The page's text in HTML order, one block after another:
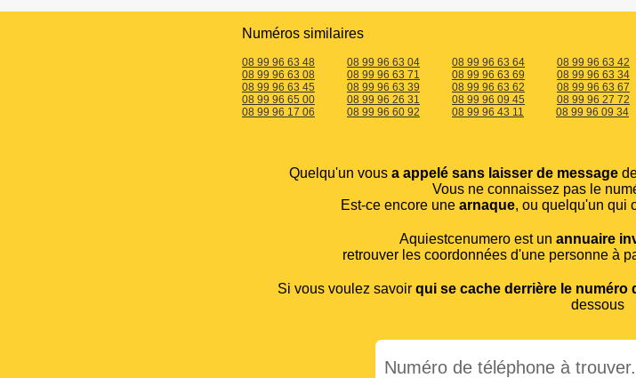
Numéros similaires
08 99 96 63 48 08 99 96 63 04 08 99 96 63 64 08 99 96 63 42
08 99 96 63 08
08 99 96 63 71 08 99 96 63 69 08 99 96 63 34
08 99 96 63 45
08 99 96 63 39 08 99 96 63 62 08 99 96 63 67
08 99 96 65 00
08 99 96 26 31 08 99 96 09 45 08 99 96 27 72
08 99 96 17 06
08 99 96 60 92 08 99 96 43 11 08 99 96 09 34
Quelqu'un vous a appelé sans laisser de message
Vous ne connaissez pas le
Est-ce encore une arnaque, ou quelqu'un qui
Aquiestcenumero est un annuaire
retrouver les coordonnées d'une personne à
Si vous voulez savoir qui se cache derrière le numéro
dessous